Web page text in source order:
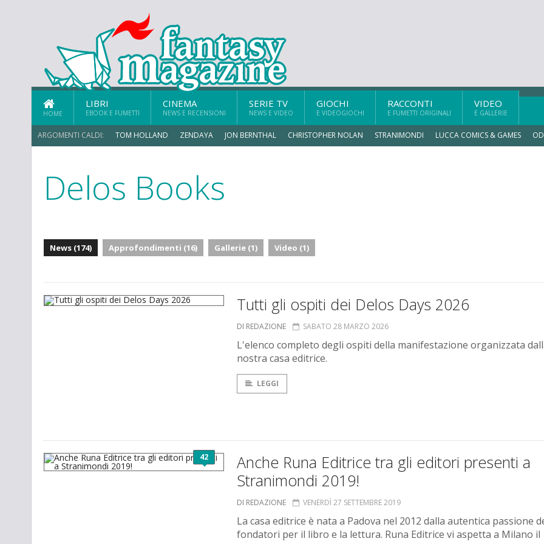
HOME
LIBRI
EBOOK E FUMETTI
CINEMA
NEWS E RECENSIONI
SERIE TV
NEWS E VIDEO
GIOCHI
E VIDEOGIOCHI
RACCONTI
E FUMETTI ORIGINALI
VIDEO
E GALLERIE
ARGOMENTI CALDI: TOM HOLLAND ZENDAYA JON BERNTHAL CHRISTOPHER NOLAN STRANIMONDI LUCCA COMICS & GAMES
Delos Books
News (174) Approfondimenti (16) Gallerie (1) Video (1)
Tutti gli ospiti dei Delos Days 2026
DI REDAZIONE SABATO 28 MARZO 2026
L'elenco completo degli ospiti della manifestazione organizzata
nostra casa editrice.
LEGGI
42
Anche Runa Editrice tra gli editori presenti a
Stranimondi 2019!
DI REDAZIONE VENERDÌ 27 SETTEMBRE 2019
La casa editrice è nata a Padova nel 2012 dalla autentica passione
fondatori per il libro e la lettura. Runa Editrice vi aspetta a Milano il